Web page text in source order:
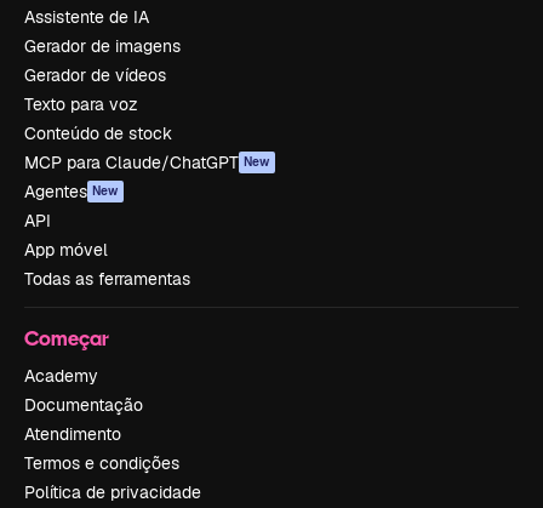
Assistente de IA
Gerador de imagens
Gerador de vídeos
Texto para voz
Conteúdo de stock
MCP para Claude/ChatGPT New
Agentes New
API
App móvel
Todas as ferramentas
Começar
Academy
Documentação
Atendimento
Termos e condições
Política de privacidade